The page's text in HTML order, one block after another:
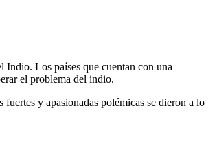
Indio. Los países que cuentan con una
el problema del indio.
y apasionadas polémicas se dieron a lo